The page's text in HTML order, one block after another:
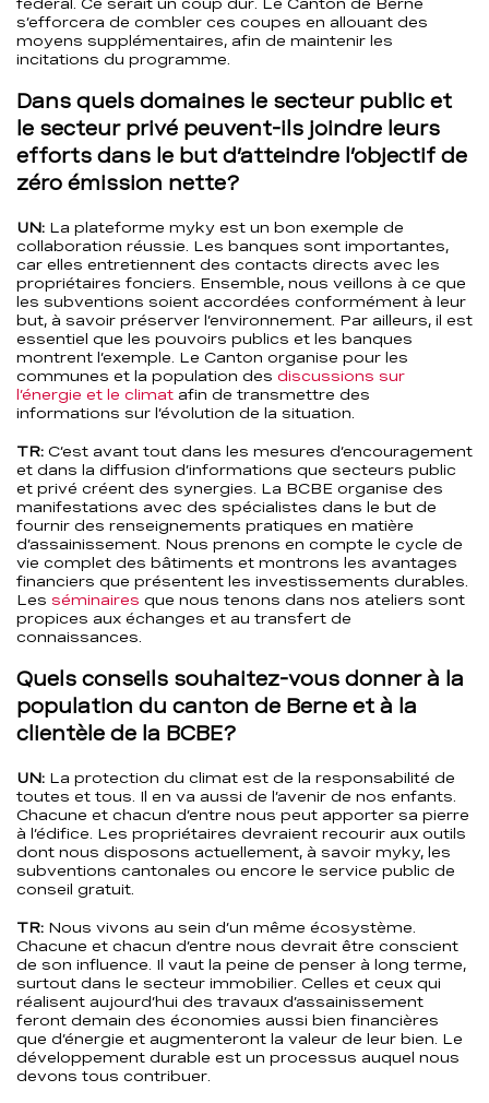
s’efforcera de combler ces coupes en allouant des
moyens supplémentaires, afin de maintenir les
incitations du programme.
Dans quels domaines le secteur public et
le secteur privé peuvent-ils joindre leurs
efforts dans le but d’atteindre l’objectif de
zéro émission nette?
UN: La plateforme myky est un bon exemple de
collaboration réussie. Les banques sont importantes,
car elles entretiennent des contacts directs avec les
propriétaires fonciers. Ensemble, nous veillons à ce que
les subventions soient accordées conformément à leur
but, à savoir préserver l’environnement. Par ailleurs, il est
essentiel que les pouvoirs publics et les banques
montrent l’exemple. Le Canton organise pour les
communes et la population des discussions sur
l’énergie et le climat afin de transmettre des
informations sur l’évolution de la situation.
TR: C’est avant tout dans les mesures d’encouragement
et dans la diffusion d’informations que secteurs public
et privé créent des synergies. La BCBE organise des
manifestations avec des spécialistes dans le but de
fournir des renseignements pratiques en matière
d’assainissement. Nous prenons en compte le cycle de
vie complet des bâtiments et montrons les avantages
financiers que présentent les investissements durables.
Les séminaires que nous tenons dans nos ateliers sont
propices aux échanges et au transfert de
connaissances.
Quels conseils souhaitez-vous donner à la
population du canton de Berne et à la
clientèle de la BCBE?
UN: La protection du climat est de la responsabilité de
toutes et tous. Il en va aussi de l’avenir de nos enfants.
Chacune et chacun d’entre nous peut apporter sa pierre
à l’édifice. Les propriétaires devraient recourir aux outils
dont nous disposons actuellement, à savoir myky, les
subventions cantonales ou encore le service public de
conseil gratuit.
TR: Nous vivons au sein d’un même écosystème.
Chacune et chacun d’entre nous devrait être conscient
de son influence. Il vaut la peine de penser à long terme,
surtout dans le secteur immobilier. Celles et ceux qui
réalisent aujourd’hui des travaux d’assainissement
feront demain des économies aussi bien financières
que d’énergie et augmenteront la valeur de leur bien. Le
développement durable est un processus auquel nous
devons tous contribuer.